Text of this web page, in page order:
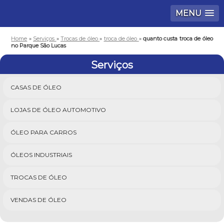
MENU
Home » Serviços » Trocas de óleo» troca de óleo »quanto custa troca de óleo
no Parque São Lucas
Serviços
CASAS DE ÓLEO
LOJAS DE ÓLEO AUTOMOTIVO
ÓLEO PARA CARROS
ÓLEOS INDUSTRIAIS
TROCAS DE ÓLEO
VENDAS DE ÓLEO